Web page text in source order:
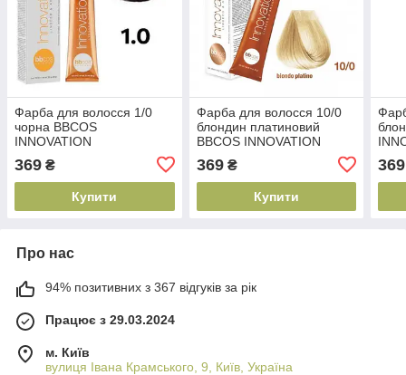
Фарба для волосся 1/0
чорна BBCOS
INNOVATION
369 ₴
Купити
Фарба для волосся 10/0
блондин платиновий
BBCOS INNOVATION
369₴
Купити
369
Про нас
94% позитивних з 367 відгуків за рік
Працює з 29.03.2024
м. Київ
вулиця Івана Крамського, 9, Київ, Україна